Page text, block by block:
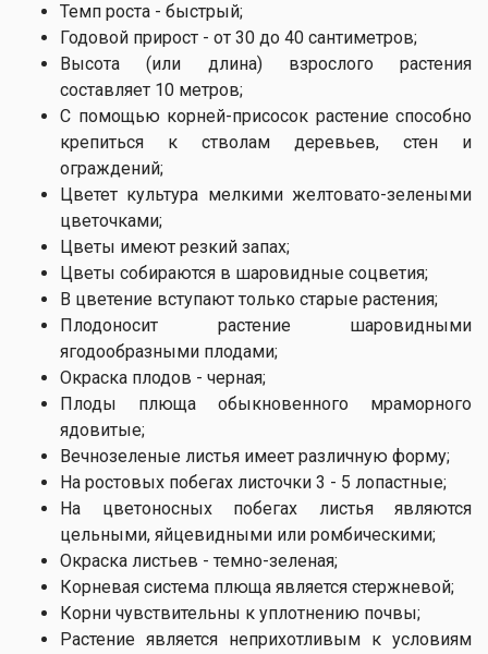
Темп роста - быстрый;
Годовой прирост - от 30 до 40 сантиметров;
Высота (или длина) взрослого растения
составляет 10 метров;
С помощью корней-присосок растение способно
крепиться к стволам деревьев, стен и
ограждений;
Цветет культура мелкими желтовато-зелеными
цветочками;
Цветы имеют резкий запах;
Цветы собираются в шаровидные соцветия;
В цветение вступают только старые растения;
Плодоносит растение шаровидными
ягодообразными плодами;
Окраска плодов - черная;
Плоды плюща обыкновенного мраморного
ядовитые;
Вечнозеленые листья имеет различную форму;
На ростовых побегах листочки 3 - 5 лопастные;
На цветоносных побегах листья являются
цельными, яйцевидными или ромбическими;
Окраска листьев - темно-зеленая;
Корневая система плюща является стержневой;
Корни чувствительны к уплотнению почвы;
Растение является неприхотливым к условиям